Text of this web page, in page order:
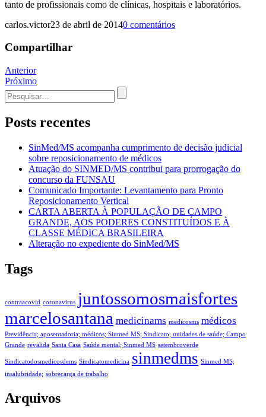
tanto de profissionais como de clínicas, hospitais e laboratórios.
carlos.victor23 de abril de 20140 comentários
Compartilhar
Navegação
de
Post
Anterior
Próximo
Procurar
por:
Posts recentes
SinMed/MS acompanha cumprimento de decisão judicial
sobre reposicionamento de médicos
Atuação do SINMED/MS contribui para prorrogação do
concurso da FUNSAU
Comunicado Importante: Levantamento para Pronto
Reposicionamento Vertical
CARTA ABERTA À POPULAÇÃO DE CAMPO
GRANDE, AOS PODERES CONSTITUÍDOS E À
CLASSE MÉDICA BRASILEIRA
Alteração no expediente do SinMed/MS
Tags
contraacovid coronavirus juntossomosmaisfortes
marcelosantana medicinams medicosms médicos
Previdência; aposentadoria; médicos; Sinmed MS; Sindicato; unidades de saúde; Campo
Grande revalida Santa Casa Saúde mental; Sinmed MS setembroverde
Sindicatodosmedicosdems Sindicatomedicina sinmedms Sinmed MS;
insalubridade; sobrecarga de trabalho
Arquivos